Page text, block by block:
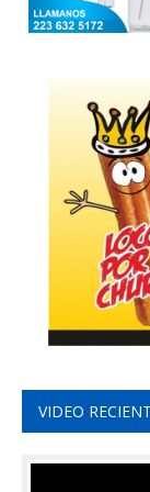
VIDEO